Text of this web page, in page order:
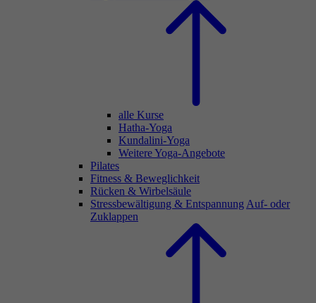
alle Kurse
Hatha-Yoga
Kundalini-Yoga
Weitere Yoga-Angebote
Pilates
Fitness & Beweglichkeit
Rücken & Wirbelsäule
Stressbewältigung & Entspannung Auf- oder
Zuklappen